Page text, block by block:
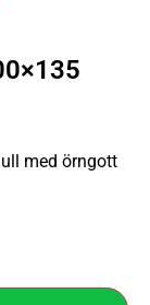
med örngott